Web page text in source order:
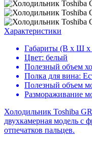
Характеристики
Габариты (В х Ш х
Цвет: белый
Полезный объем
Полка для вина:
Полезный объем
Размораживание
Холодильник Toshiba
двухкамерная модель с
отпечатков пальцев.